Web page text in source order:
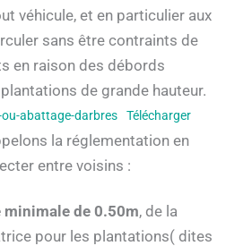
véhicule, et en particulier aux
sans être contraints de
en raison des débords
de grande hauteur.
abattage-darbres Télécharger
la réglementation en
entre voisins :
de 0.50m, de la
pour les plantations( dites